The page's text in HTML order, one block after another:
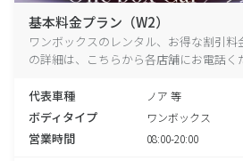
基本料金プラン（W2）
ワンボックスのレンタル、お得な割引
の詳細は、こちらから各店舗にお電話く
代表車種 ノア 等
ボディタイプ ワンボックス
営業時間 08:00-20:00